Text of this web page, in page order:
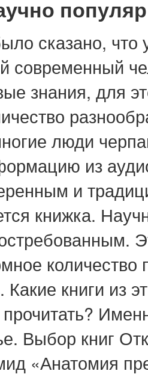
сказано, что
современный
знания, для
люди
из
и
книжка.
Какие книги из
Выбор книг
«Анатомия